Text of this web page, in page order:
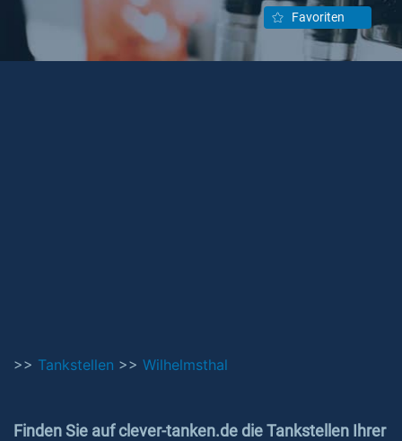
Favoriten
>> Tankstellen >> Wilhelmsthal
Finden Sie auf clever-tanken.de die Tankstellen Ihrer